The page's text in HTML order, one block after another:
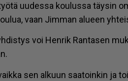
uu­des­sa kou­lus­sa täy­sin
vaan Jim­man alu­een
voi Hen­rik Ran­ta­sen
sen al­kuun saa­toin­kin ja